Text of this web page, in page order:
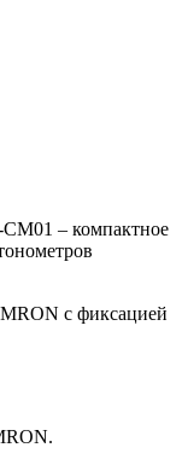
– компактное
с фиксацией